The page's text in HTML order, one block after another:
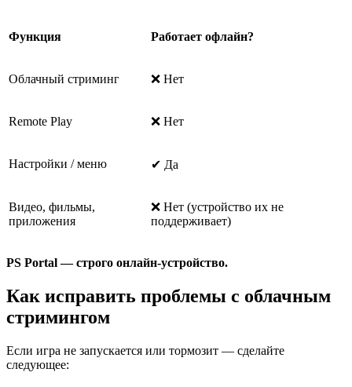
Функция Работает офлайн?
Облачный стриминг ❌ Нет
Remote Play ❌ Нет
Настройки / меню ✔ Да
Видео, фильмы,
приложения
❌ Нет (устройство их не
поддерживает)
PS Portal — строго онлайн-устройство.
Как исправить проблемы с облачным
стримингом
Если игра не запускается или тормозит — сделайте
следующее: